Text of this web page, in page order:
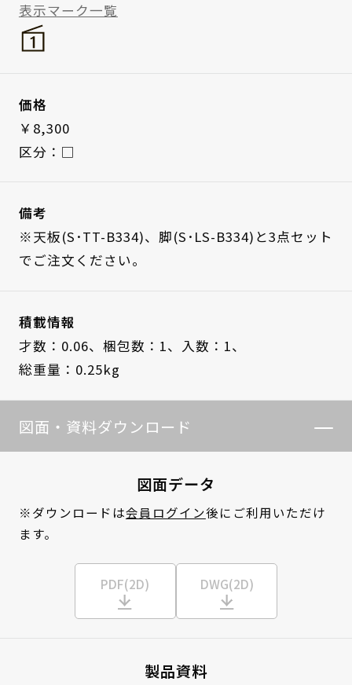
表示マーク一覧
価格
￥8,300
区分：□
備考
※天板(S･TT-B334)、脚(S･LS-B334)と3点セット
でご注文ください。
積載情報
才数：0.06、 梱包数：1、 入数：1、
総重量：0.25kg
図面・資料ダウンロード
図面データ
※ダウンロードは会員ログイン後にご利用いただけ
ます。
PDF(2D) DWG(2D)
製品資料